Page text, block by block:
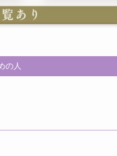
の人